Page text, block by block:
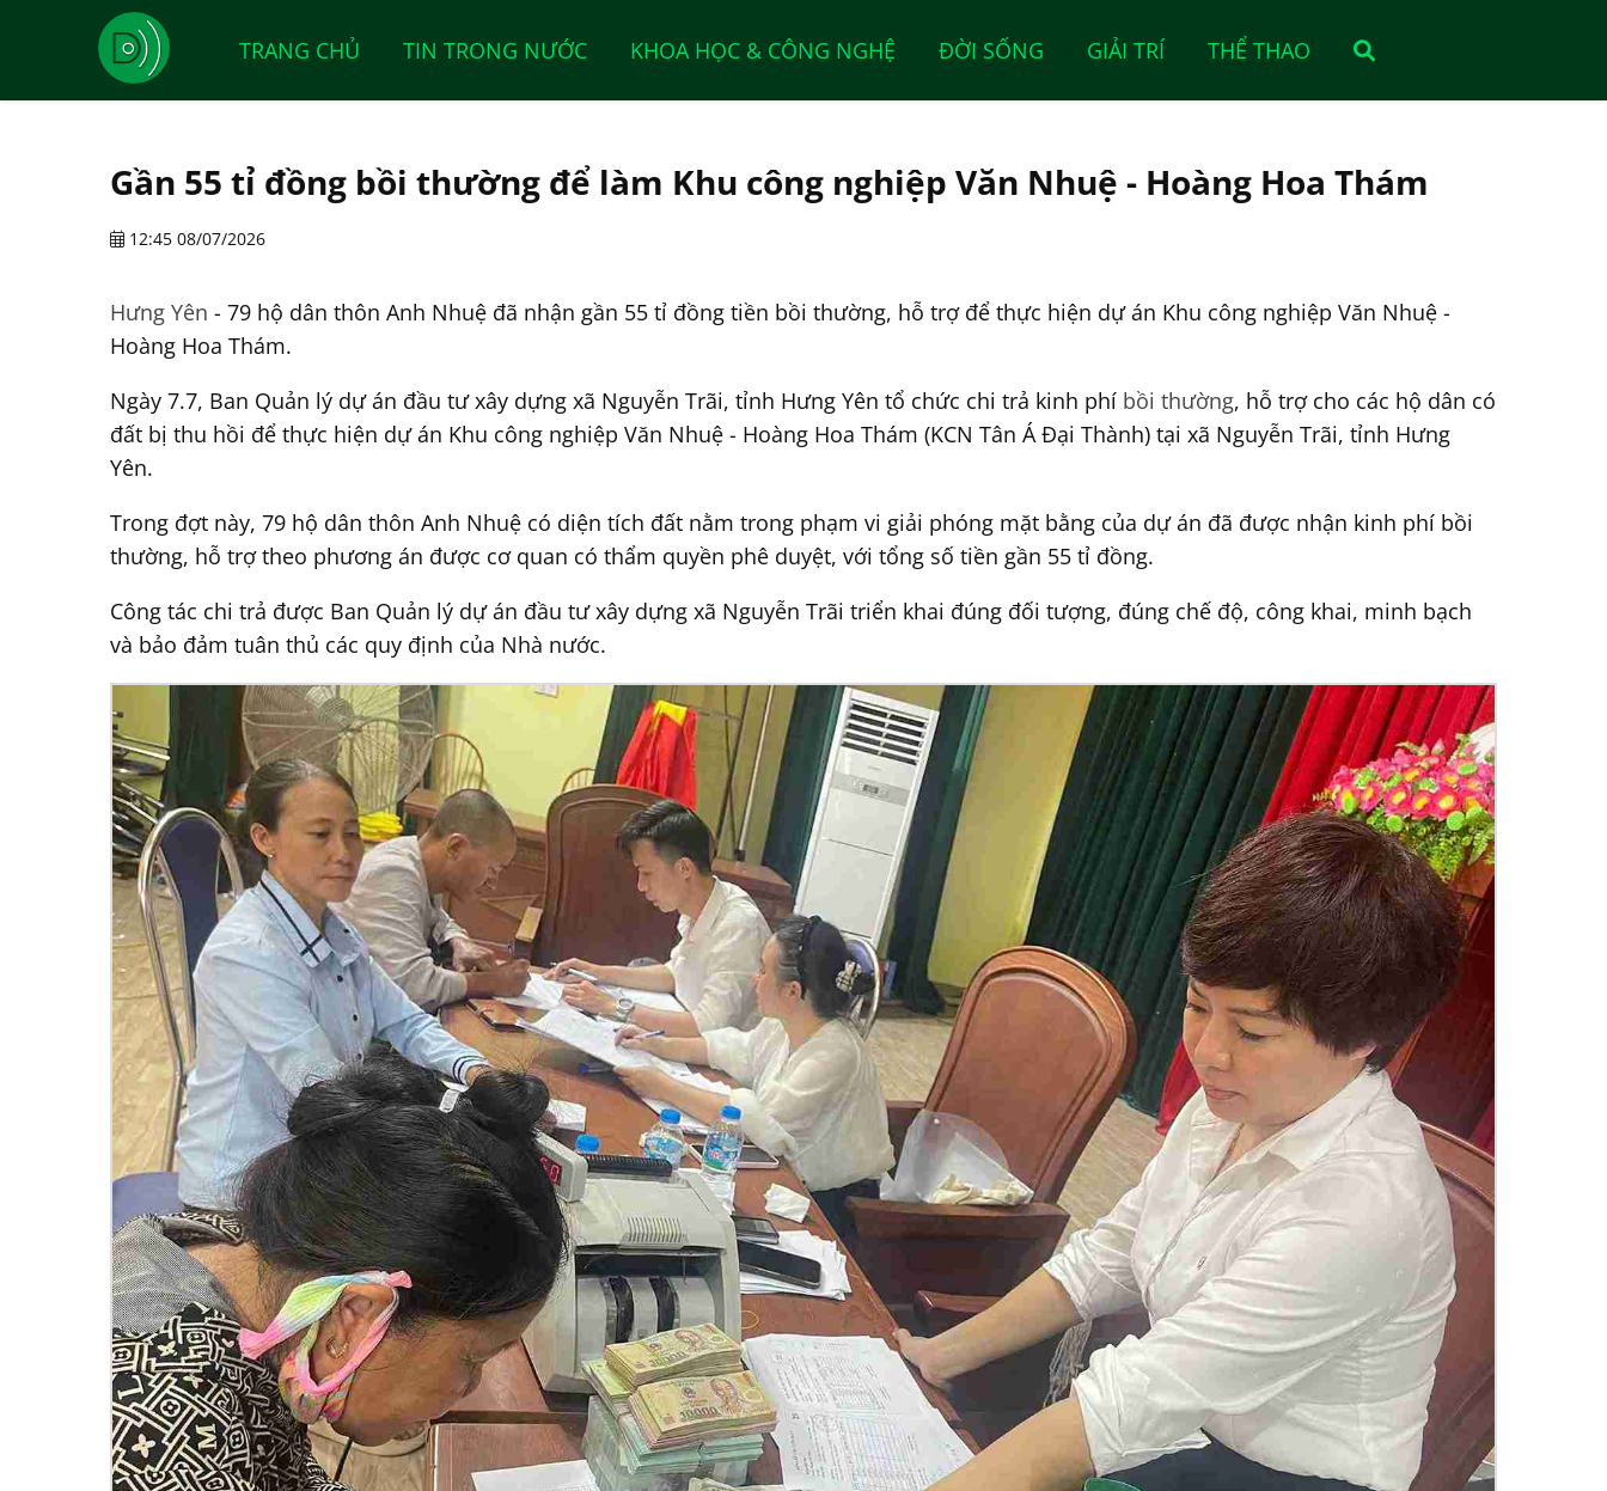
TRANG CHỦ TIN TRONG NƯỚC KHOA HỌC & CÔNG NGHỆ ĐỜI SỐNG GIẢI TRÍ THỂ THAO
Gần 55 tỉ đồng bồi thường để làm Khu công nghiệp Văn Nhuệ - Hoàng Hoa Thám
12:45 08/07/2026
Hưng Yên - 79 hộ dân thôn Anh Nhuệ đã nhận gần 55 tỉ đồng tiền bồi thường, hỗ trợ để thực hiện dự án Khu công nghiệp Văn Nhuệ -
Hoàng Hoa Thám.
Ngày 7.7, Ban Quản lý dự án đầu tư xây dựng xã Nguyễn Trãi, tỉnh Hưng Yên tổ chức chi trả kinh phí bồi thường, hỗ trợ cho các hộ dân có
đất bị thu hồi để thực hiện dự án Khu công nghiệp Văn Nhuệ - Hoàng Hoa Thám (KCN Tân Á Đại Thành) tại xã Nguyễn Trãi, tỉnh Hưng
Yên.
Trong đợt này, 79 hộ dân thôn Anh Nhuệ có diện tích đất nằm trong phạm vi giải phóng mặt bằng của dự án đã được nhận kinh phí bồi
thường, hỗ trợ theo phương án được cơ quan có thẩm quyền phê duyệt, với tổng số tiền gần 55 tỉ đồng.
Công tác chi trả được Ban Quản lý dự án đầu tư xây dựng xã Nguyễn Trãi triển khai đúng đối tượng, đúng chế độ, công khai, minh bạch
và bảo đảm tuân thủ các quy định của Nhà nước.